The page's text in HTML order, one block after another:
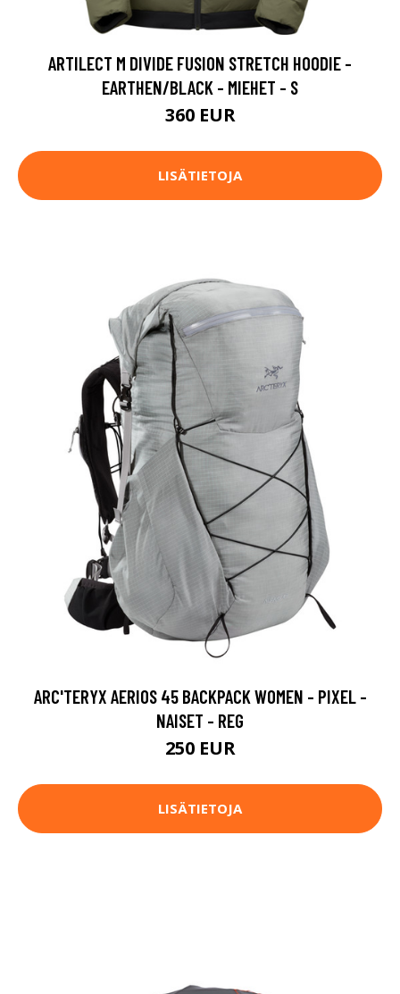
ARTILECT M DIVIDE FUSION STRETCH HOODIE -
EARTHEN/BLACK - MIEHET - S
360 EUR
LISÄTIETOJA
ARC'TERYX AERIOS 45 BACKPACK WOMEN - PIXEL -
NAISET - REG
250 EUR
LISÄTIETOJA